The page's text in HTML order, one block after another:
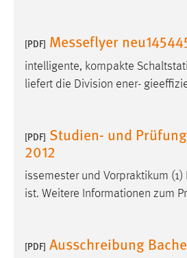
[PDF] Messeflyer
intelligente, kompakte
liefert die Division ener-
[PDF] Studien- und
2012
issemester und Vorpraktikum
ist. Weitere Informationen zum
[PDF] Ausschreibung
Cookie Laufzeit: 3 Monate
EXTERNE MEDIEN
Um Inhalte von Videoplattformen
Plattformen anzeigen zu
externen Medien Cookies